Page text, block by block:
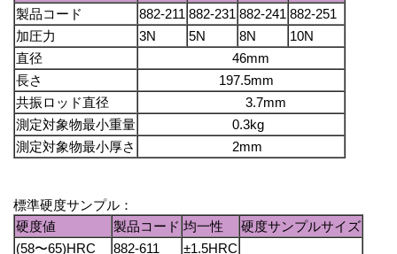
製品コード
882-211 882-231 882-241 882-251
加圧力
3N 5N 8N
10N
直径
46mm
長さ
197.5mm
共振ロッド直径
3.7mm
測定対象物最小重量
0.3kg
測定対象物最小厚さ
2mm
標準硬度サンプル：
硬度値
製品コード 均一性
硬度サンプルサイズ
(58〜65)HRC
882-611 ±1.5HRC